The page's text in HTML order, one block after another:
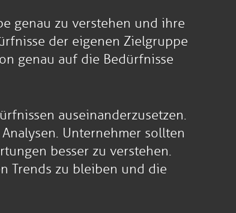
genau zu verstehen und ihre
der eigenen Zielgruppe
genau auf die Bedürfnisse
auseinanderzusetzen.
Unternehmer sollten
besser zu verstehen.
Trends zu bleiben und die